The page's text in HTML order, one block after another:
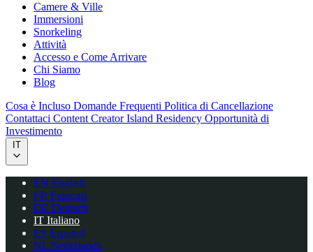
Camere & Ville
Immersioni
Snorkeling
Attività
Accesso e Come Arrivare
Chi Siamo
Blog
Cosa è Incluso Domande Frequenti Politica di Cancellazione
Contattaci Content CreatorIsland Residency Opportunità di
Investimento
IT
EN English
FR Français
DE Deutsch
IT Italiano
ES Español
NL Nederlands